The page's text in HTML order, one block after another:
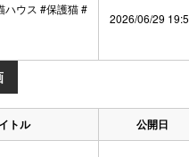
ハウス #保護猫 #
2026/06/29
トル 公開日